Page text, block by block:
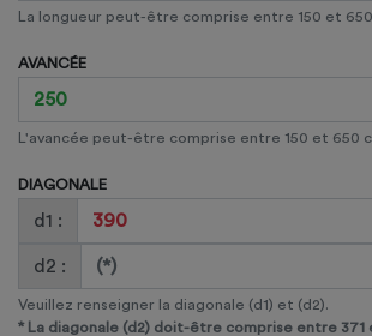
La longueur peut-être comprise entre 150 et
AVANCÉE
L'avancée peut-être comprise entre 150 et 650
DIAGONALE
d1 :
d2 :
Veuillez renseigner la diagonale (d1) et (d2).
* La diagonale (d2) doit-être comprise entre 371